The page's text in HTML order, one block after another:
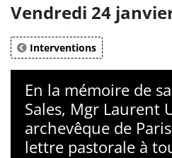
Vendredi 24
Interventions
En la mémoire de
Sales, Mgr Laurent
archevêque de
lettre pastorale à